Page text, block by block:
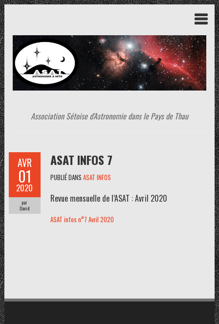
Association Sétoise d'Astronomie dans le Pays de Thau
AVR
01
2020
par
David
ASAT INFOS 7
PUBLIÉ DANS ASAT INFOS
Revue mensuelle de l’ASAT : Avril 2020
ASAT infos n°7 Avril 2020